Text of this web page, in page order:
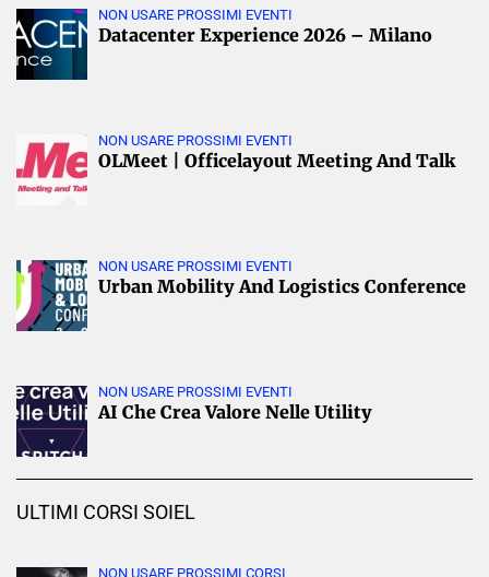
NON USARE PROSSIMI EVENTI
Datacenter Experience 2026 – Milano
NON USARE PROSSIMI EVENTI
OLMeet | Officelayout Meeting And Talk
NON USARE PROSSIMI EVENTI
Urban Mobility And Logistics Conference
NON USARE PROSSIMI EVENTI
AI Che Crea Valore Nelle Utility
ULTIMI CORSI SOIEL
NON USARE PROSSIMI CORSI